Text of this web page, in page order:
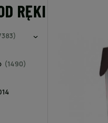
RĘKI
(1490)